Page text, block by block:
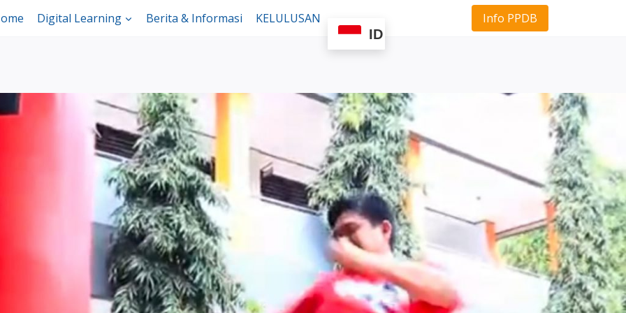
Digital Learning Berita & Informasi
KELULUSAN
ID
Info PPDB